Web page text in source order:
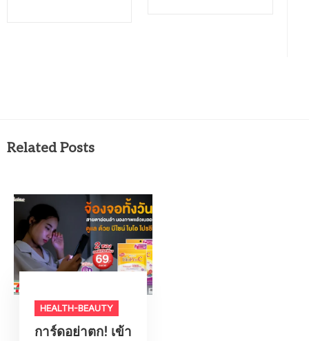
Related Posts
HEALTH-BEAUTY
การ์ดอย่าตก! เข้า